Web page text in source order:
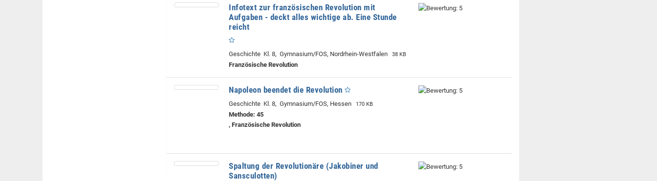
Infotext zur französischen Revolution mit
Aufgaben - deckt alles wichtige ab. Eine Stunde
reicht
Geschichte Kl. 8, Gymnasium/FOS, Nordrhein-Westfalen 38 KB
Französische Revolution
Napoleon beendet die Revolution
Geschichte Kl. 8, Gymnasium/FOS, Hessen 170 KB
Methode: 45
, Französische Revolution
Spaltung der Revolutionäre (Jakobiner und
Sansculotten)